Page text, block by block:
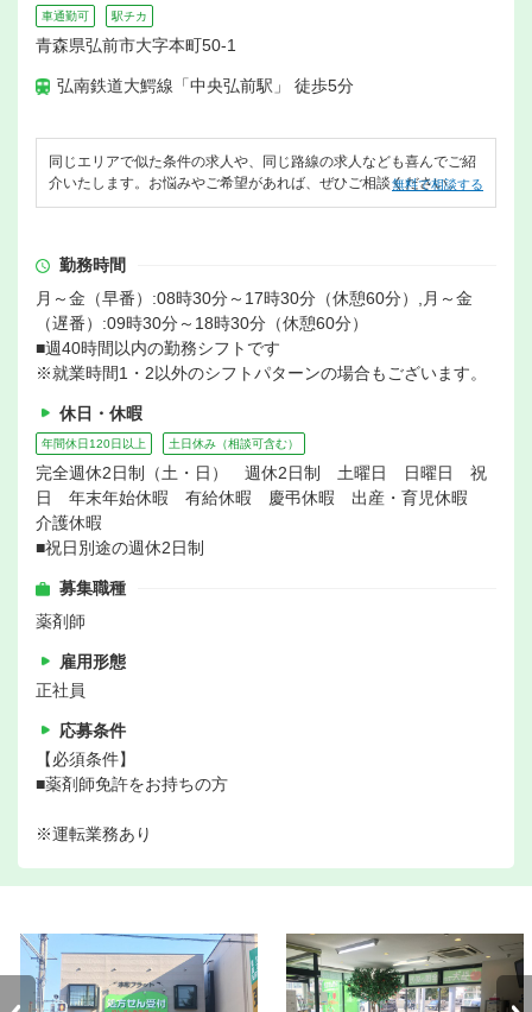
車通勤可 駅チカ
青森県弘前市大字本町50-1
弘南鉄道大鰐線「中央弘前駅」 徒歩5分
同じエリアで似た条件の求人や、同じ路線の求人なども喜んでご紹
介いたします。お悩みやご希望があれば、ぜひご相談ください。
無料で相談する
勤務時間
月～金（早番）:08時30分～17時30分（休憩60分）,月～金
（遅番）:09時30分～18時30分（休憩60分）
■週40時間以内の勤務シフトです
※就業時間1・2以外のシフトパターンの場合もございます。
休日・休暇
年間休日120日以上 土日休み（相談可含む）
完全週休2日制（土・日） 週休2日制 土曜日 日曜日 祝
日 年末年始休暇 有給休暇 慶弔休暇 出産・育児休暇
介護休暇
■祝日別途の週休2日制
募集職種
薬剤師
雇用形態
正社員
応募条件
【必須条件】
■薬剤師免許をお持ちの方
※運転業務あり